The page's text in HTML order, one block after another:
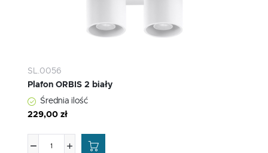
SL.0056
Plafon ORBIS 2 biały
Średnia ilość
229,00 zł